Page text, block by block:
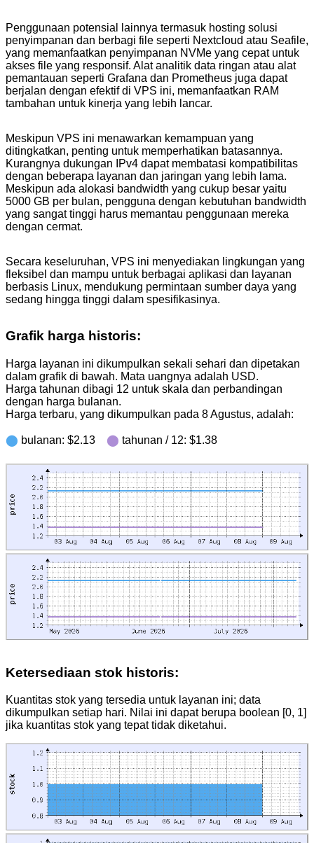
Penggunaan potensial lainnya termasuk hosting solusi
penyimpanan dan berbagi file seperti Nextcloud atau Seafile,
yang memanfaatkan penyimpanan NVMe yang cepat untuk
akses file yang responsif. Alat analitik data ringan atau alat
pemantauan seperti Grafana dan Prometheus juga dapat
berjalan dengan efektif di VPS ini, memanfaatkan RAM
tambahan untuk kinerja yang lebih lancar.
Meskipun VPS ini menawarkan kemampuan yang
ditingkatkan, penting untuk memperhatikan batasannya.
Kurangnya dukungan IPv4 dapat membatasi kompatibilitas
dengan beberapa layanan dan jaringan yang lebih lama.
Meskipun ada alokasi bandwidth yang cukup besar yaitu
5000 GB per bulan, pengguna dengan kebutuhan bandwidth
yang sangat tinggi harus memantau penggunaan mereka
dengan cermat.
Secara keseluruhan, VPS ini menyediakan lingkungan yang
fleksibel dan mampu untuk berbagai aplikasi dan layanan
berbasis Linux, mendukung permintaan sumber daya yang
sedang hingga tinggi dalam spesifikasinya.
Grafik harga historis:
Harga layanan ini dikumpulkan sekali sehari dan dipetakan
dalam grafik di bawah. Mata uangnya adalah USD.
Harga tahunan dibagi 12 untuk skala dan perbandingan
dengan harga bulanan.
Harga terbaru, yang dikumpulkan pada 8 Agustus, adalah:
⬤ bulanan: $2.13 ⬤ tahunan / 12: $1.38
Ketersediaan stok historis:
Kuantitas stok yang tersedia untuk layanan ini; data
dikumpulkan setiap hari. Nilai ini dapat berupa boolean [0, 1]
jika kuantitas stok yang tepat tidak diketahui.